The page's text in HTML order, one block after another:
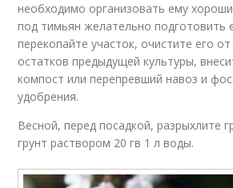
Тимьян в саду
Места для тимьяна
необходимо организовать ему
под тимьян желательно подготовить
перекопайте участок, очистите его
остатков предыдущей культуры,
компост или перепревший навоз и
удобрения.
Весной, перед посадкой, разрыхлите
грунт раствором 20 гв 1 л воды.